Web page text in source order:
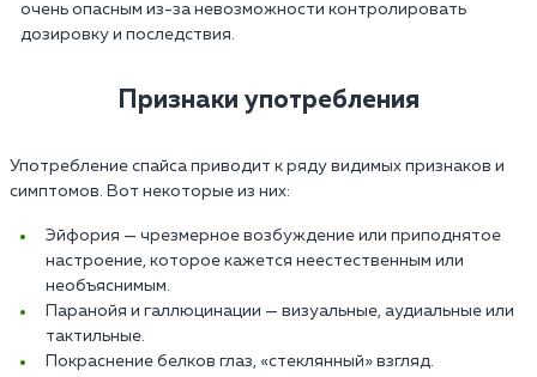
очень опасным из-за невозможности контролировать
дозировку и последствия.
Признаки употребления
Употребление спайса приводит к ряду видимых признаков и
симптомов. Вот некоторые из них:
Эйфория — чрезмерное возбуждение или приподнятое
настроение, которое кажется неестественным или
необъяснимым.
Паранойя и галлюцинации — визуальные, аудиальные или
тактильные.
Покраснение белков глаз, «стеклянный» взгляд.